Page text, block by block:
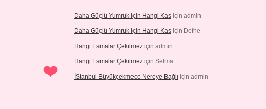
Daha Güçlü Yumruk Için Hangi Kasiçin admin
Daha Güçlü Yumruk Için Hangi Kasiçin Defne
Hangi Esmalar Çekilmeziçin admin
Hangi Esmalar Çekilmeziçin Selma
İStanbul Büyükçekmece Nereye Bağlıiçin admin